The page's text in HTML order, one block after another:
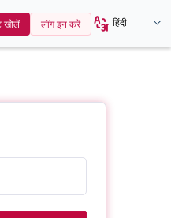
खोलें लॉग इन करें हिंदी